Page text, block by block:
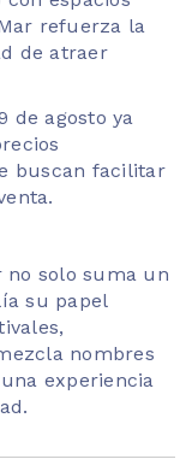
refuerza la
de atraer
de agosto ya
buscan facilitar
no solo suma un
su papel
nombres
experiencia